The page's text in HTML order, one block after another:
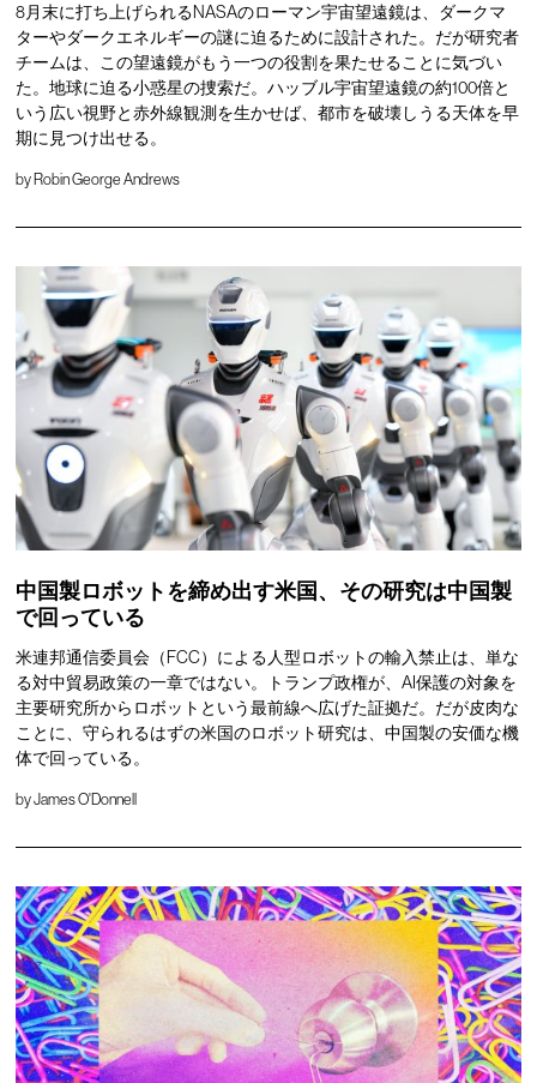
8月末に打ち上げられるNASAのローマン宇宙望遠鏡は、ダークマ
ターやダークエネルギーの謎に迫るために設計された。だが研究者
チームは、この望遠鏡がもう一つの役割を果たせることに気づい
た。地球に迫る小惑星の捜索だ。ハッブル宇宙望遠鏡の約100倍と
いう広い視野と赤外線観測を生かせば、都市を破壊しうる天体を早
期に見つけ出せる。
by Robin George Andrews
中国製ロボットを締め出す米国、その研究は中国製
で回っている
米連邦通信委員会（FCC）による人型ロボットの輸入禁止は、単な
る対中貿易政策の一章ではない。トランプ政権が、AI保護の対象を
主要研究所からロボットという最前線へ広げた証拠だ。だが皮肉な
ことに、守られるはずの米国のロボット研究は、中国製の安価な機
体で回っている。
byJames O'Donnell